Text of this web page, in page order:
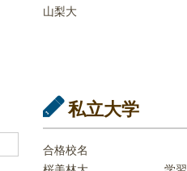
山梨大
私立大学
合格校名